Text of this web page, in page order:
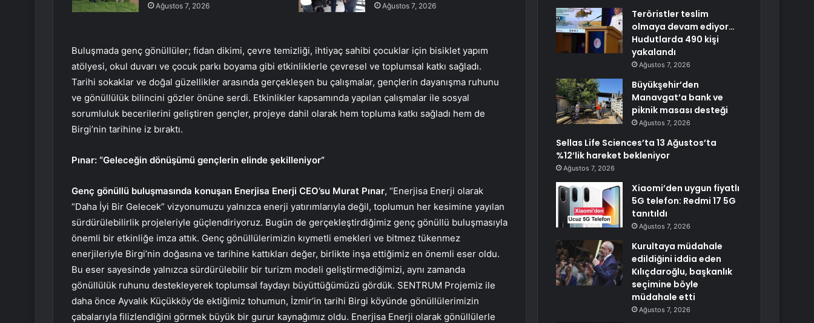
Ağustos 7, 2026 Ağustos 7, 2026
Buluşmada genç gönüllüler; fidan dikimi, çevre temizliği, ihtiyaç sahibi çocuklar için bisiklet yapım
atölyesi, okul duvarı ve çocuk parkı boyama gibi etkinliklerle çevresel ve toplumsal katkı sağladı.
Tarihi sokaklar ve doğal güzellikler arasında gerçekleşen bu çalışmalar, gençlerin dayanışma ruhunu
ve gönüllülük bilincini gözler önüne serdi. Etkinlikler kapsamında yapılan çalışmalar ile sosyal
sorumluluk becerilerini geliştiren gençler, projeye dahil olarak hem topluma katkı sağladı hem de
Birgi’nin tarihine iz bıraktı.
Pınar: “Geleceğin dönüşümü gençlerin elinde şekilleniyor”
Genç gönüllü buluşmasında konuşan Enerjisa Enerji CEO’su Murat Pınar, “Enerjisa Enerji olarak
“Daha İyi Bir Gelecek” vizyonumuzu yalnızca enerji yatırımlarıyla değil, toplumun her kesimine yayılan
sürdürülebilirlik projeleriyle güçlendiriyoruz. Bugün de gerçekleştirdiğimiz genç gönüllü buluşmasıyla
önemli bir etkinliğe imza attık. Genç gönüllülerimizin kıymetli emekleri ve bitmez tükenmez
enerjileriyle Birgi’nin doğasına ve tarihine kattıkları değer, birlikte inşa ettiğimiz en önemli eser oldu.
Bu eser sayesinde yalnızca sürdürülebilir bir turizm modeli geliştirmediğimizi, aynı zamanda
gönüllülük ruhunu destekleyerek toplumsal faydayı büyüttüğümüzü gördük. SENTRUM Projemiz ile
daha önce Ayvalık Küçükköy’de ektiğimiz tohumun, İzmir’in tarihi Birgi köyünde gönüllülerimizin
çabalarıyla filizlendiğini görmek büyük bir gurur kaynağımız oldu. Enerjisa Enerji olarak gönüllülerle
Teröristler teslim
olmaya devam ediyor…
Hudutlarda 490 kişi
yakalandı
Ağustos 7, 2026
Büyükşehir’den
Manavgat’a bank ve
piknik masası desteği
Ağustos 7, 2026
Sellas Life Sciences’ta 13 Ağustos’ta
%12’lik hareket bekleniyor
Ağustos 7, 2026
Xiaomi’den uygun fiyatlı
5G telefon: Redmi 17 5G
tanıtıldı
Ağustos 7, 2026
Kurultaya müdahale
edildiğini iddia eden
Kılıçdaroğlu, başkanlık
seçimine böyle
müdahale etti
Ağustos 7, 2026